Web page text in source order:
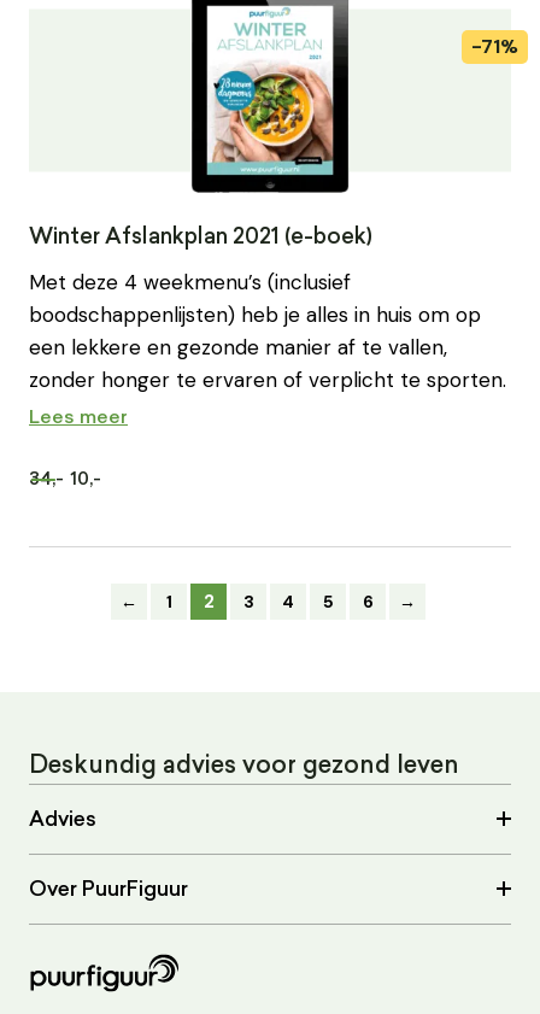
Winter Afslankplan 2021 (e-boek)
Met deze 4 weekmenu’s (inclusief
boodschappenlijsten) heb je alles in huis om op
een lekkere en gezonde manier af te vallen,
zonder honger te ervaren of verplicht te sporten.
Lees meer
34,- 10,-
← 1 2 3 4 5 6 →
Deskundig advies voor gezond leven
Advies
Over PuurFiguur